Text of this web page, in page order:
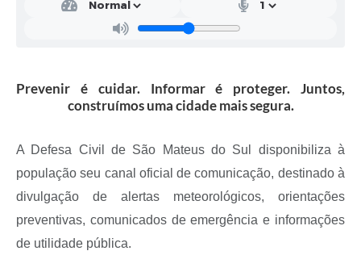
Termos de Fomento
Galeria de Fotos
Audiências Públicas
Iluminação Pública
Arquivos para Download
Carta de Serviços
Prevenir é cuidar. Informar é proteger. Juntos,
construímos uma cidade mais segura.
A Defesa Civil de São Mateus do Sul disponibiliza à
população seu canal oficial de comunicação, destinado à
divulgação de alertas meteorológicos, orientações
preventivas, comunicados de emergência e informações
de utilidade pública.